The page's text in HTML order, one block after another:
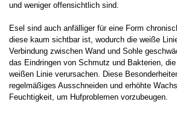
und weniger offensichtlich sind.
Esel sind auch anfälliger für eine Form
diese kaum sichtbar ist, wodurch die weiße
Verbindung zwischen Wand und Sohle
das Eindringen von Schmutz und Bakterien,
weißen Linie verursachen. Diese
regelmäßiges Ausschneiden und erhöhte
Feuchtigkeit, um Hufproblemen vorzubeugen.